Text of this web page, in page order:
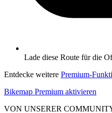
Lade diese Route für die
Entdecke weitere Premium-
Bikemap Premium aktivieren
VON UNSERER